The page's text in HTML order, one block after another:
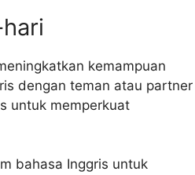
kemampuan
dengan teman atau partner
untuk memperkuat
bahasa Inggris untuk